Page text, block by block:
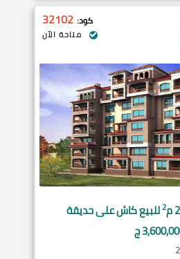
كود: 32102
متاحة الآن
2للبيع كاش على حديقة